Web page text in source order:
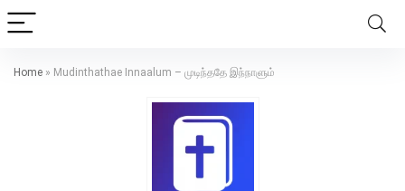
Home » Mudinthathae Innaalum – முடிந்ததே இந்நாளும்